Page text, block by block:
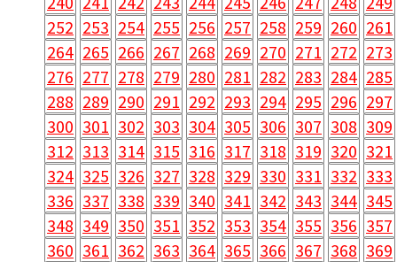
252 253 254 255 256 257 258 259 260 261
264 265 266 267 268 269 270 271 272 273
276 277 278 279 280 281 282 283 284 285
288 289 290 291 292 293 294 295 296 297
300 301 302 303 304 305 306 307 308 309
312 313 314 315 316 317 318 319 320 321
324 325 326 327 328 329 330 331 332 333
336 337 338 339 340 341 342 343 344 345
348 349 350 351 352 353 354 355 356 357
360 361 362 363 364 365 366 367 368 369